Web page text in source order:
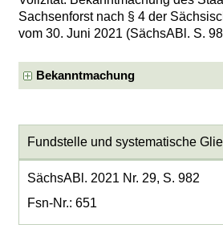
Sachsenforst nach § 4 der
vom 30. Juni 2021 (SächsABl. S.
Bekanntmachung
Fundstelle und systematische
SächsABl. 2021 Nr. 29, S. 982
Fsn-Nr.: 651